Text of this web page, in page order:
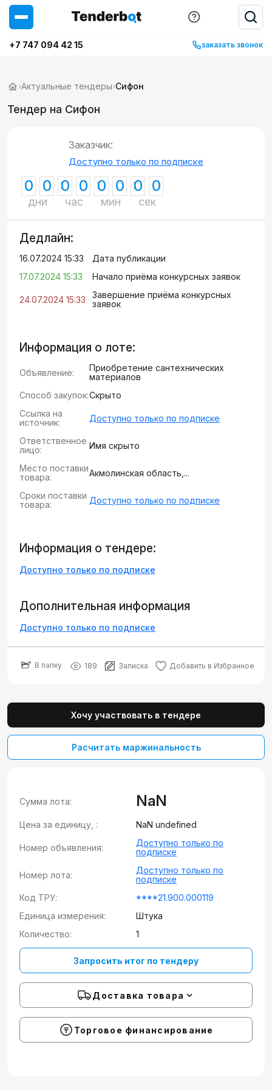
+7 747 094 42 15 заказать звонок
›Актуальные тендеры›Сифон
Тендер на Сифон
Заказчик:
Доступно только по подписке
0 0
дни
0 0
час
0 0
мин
0 0
сек
Дедлайн:
16.07.2024 15:33
Дата публикации
17.07.2024 15:33
Начало приёма конкурсных заявок
24.07.2024 15:33
Завершение приёма конкурсных
заявок
Информация о лоте:
Объявление:
Приобретение сантехнических
материалов
Способ закупок:Скрыто
Ссылка на
источник:
Доступно только по подписке
Ответственное
лицо:
Имя скрыто
Место поставки
товара:
Акмолинская область,...
Сроки поставки
товара:
Доступно только по подписке
Информация о тендере:
Доступно только по подписке
Дополнительная информация
Доступно только по подписке
В папку 189 Записка Добавить в Избранное
Хочу участвовать в тендере
Расчитать маржинальность
Сумма лота: NaN
Цена за единицу, : NaN undefined
Номер объявления:
Доступно только по
подписке
Номер лота:
Доступно только по
подписке
Код ТРУ:
****21.900.000119
Единица измерения:
Штука
Количество:
1
Запросить итог по тендеру
Доставка товара
Торговое финансирование